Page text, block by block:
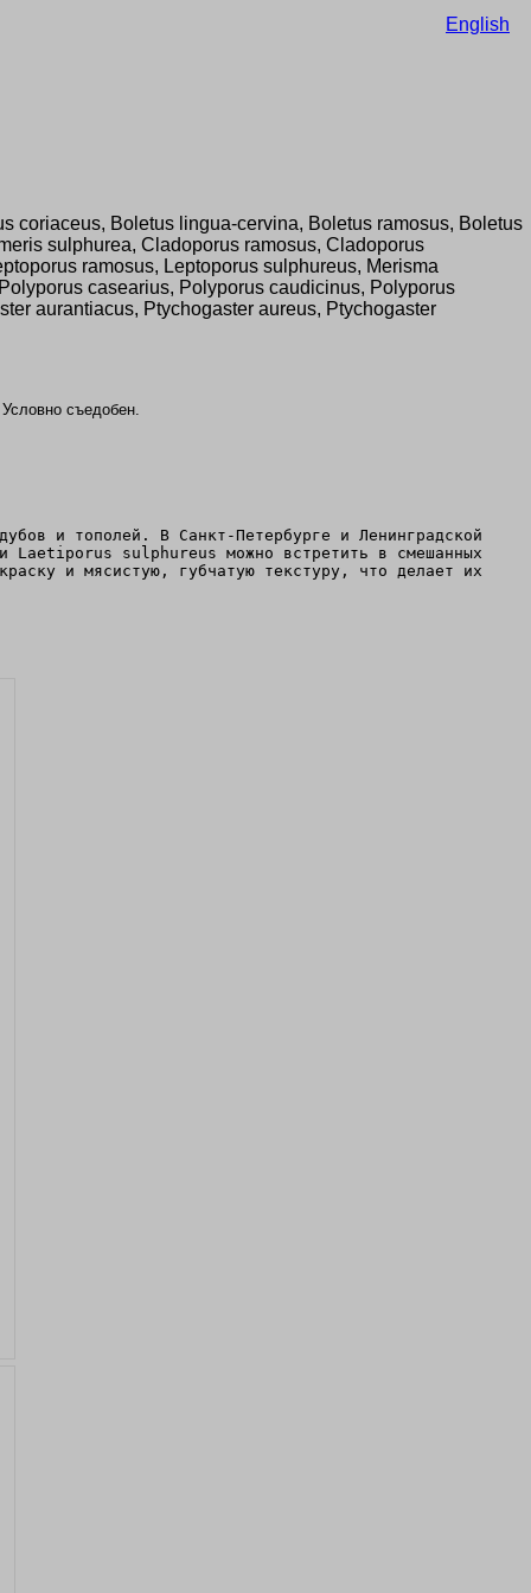
English
coriaceus, Boletus lingua-cervina, Boletus ramosus, Boletus
sulphurea, Cladoporus ramosus, Cladoporus
ramosus, Leptoporus sulphureus, Merisma
casearius, Polyporus caudicinus, Polyporus
aurantiacus, Ptychogaster aureus, Ptychogaster
съедобен.
и тополей. В Санкт-Петербурге и Ленинградской
Laetiporus sulphureus можно встретить в смешанных
и мясистую, губчатую текстуру, что делает их